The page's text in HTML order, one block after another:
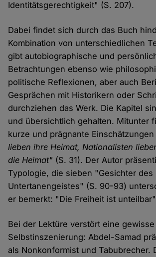
Identitätsgerechtigkeit" (S. 207).
Dabei findet sich durch das Buch
Kombination von unterschiedlichen
gibt autobiographische und
Betrachtungen ebenso wie
politische Reflexionen, aber auch
Gesprächen mit Historikern oder
durchziehen das Werk. Die Kapitel
und übersichtlich gehalten. Mitunter
kurze und prägnante Einschätzungen
lieben ihre Heimat, Nationalisten
die Heimat" (S. 31). Der Autor
Typologie, die sieben "Gesichter des
Untertanengeistes" (S. 90-93)
er bemerkt: "Die Freiheit ist
Bei der Lektüre verstört eine gewisse
Selbstinszenierung: Abdel-Samad
als Nonkonformist und Tabubrecher.